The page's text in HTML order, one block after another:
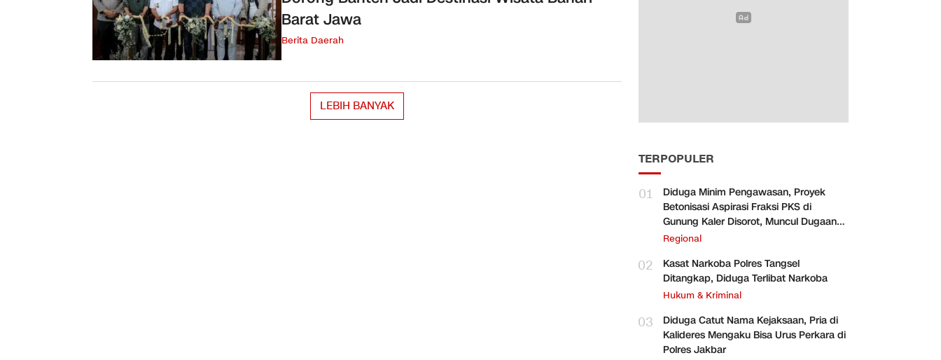
Barat Jawa
Berita Daerah
LEBIH BANYAK
TERPOPULER
01
Diduga Minim Pengawasan, Proyek
Betonisasi Aspirasi Fraksi PKS di
Gunung Kaler Disorot, Muncul Dugaan
Pengurangan Volume
Regional
02
Kasat Narkoba Polres Tangsel
Ditangkap, Diduga Terlibat Narkoba
Hukum & Kriminal
03
Diduga Catut Nama Kejaksaan, Pria di
Kalideres Mengaku Bisa Urus Perkara di
Polres Jakbar